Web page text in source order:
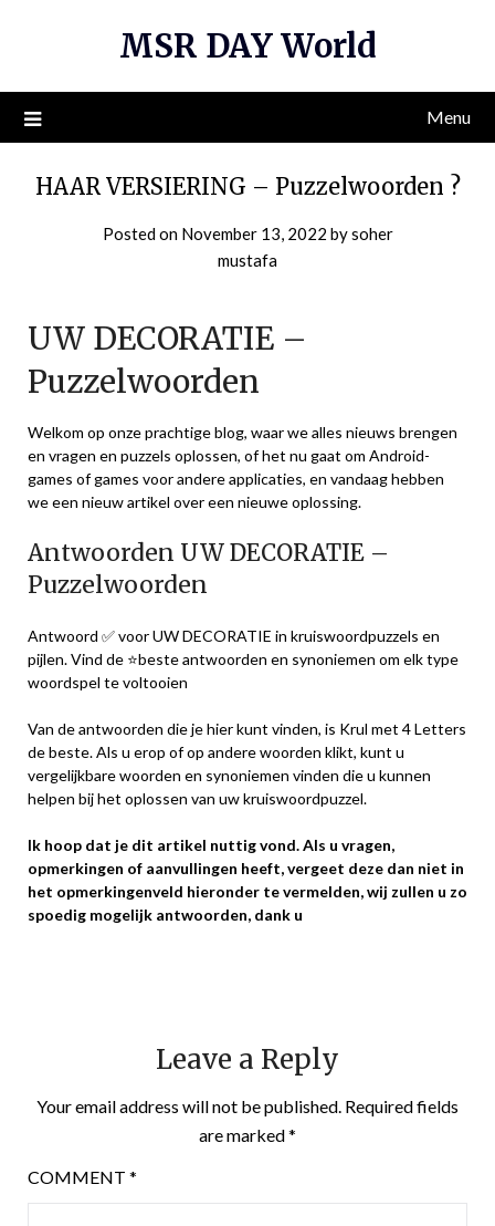
MSR DAY World
Menu
HAAR VERSIERING – Puzzelwoorden ?
Posted on November 13, 2022 bysoher
mustafa
UW DECORATIE –
Puzzelwoorden
Welkom op onze prachtige blog, waar we alles nieuws brengen
en vragen en puzzels oplossen, of het nu gaat om Android-
games of games voor andere applicaties, en vandaag hebben
we een nieuw artikel over een nieuwe oplossing.
Antwoorden UW DECORATIE –
Puzzelwoorden
Antwoord ✅ voor UW DECORATIE in kruiswoordpuzzels en
pijlen. Vind de ⭐beste antwoorden en synoniemen om elk type
woordspel te voltooien
Van de antwoorden die je hier kunt vinden, is Krul met 4 Letters
de beste. Als u erop of op andere woorden klikt, kunt u
vergelijkbare woorden en synoniemen vinden die u kunnen
helpen bij het oplossen van uw kruiswoordpuzzel.
Ik hoop dat je dit artikel nuttig vond. Als u vragen,
opmerkingen of aanvullingen heeft, vergeet deze dan niet in
het opmerkingenveld hieronder te vermelden, wij zullen u zo
spoedig mogelijk antwoorden, dank u
Leave a Reply
Your email address will not be published. Required fields
are marked*
COMMENT *